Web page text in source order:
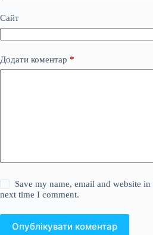
Сайт
Додати коментар *
Save my name, email and website
next time I comment.
Опублікувати коментар